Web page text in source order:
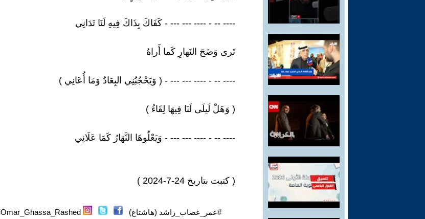
---- -- - ---- --- --- - كَفَاكَ بِذَاكَ فِيهِ لَنَا تَدَانِي
تَرى وَضَحَ النَهارِ كَما أَراهُ
---- -- - ---- --- --- - ( وَيَحْجُبُنِي البِعَادُ وَمَا أُعَانِي )
( وَهَلْ لَيلَى لَنَا فِيهَا لِقَاءُ )
---- -- - ---- --- --- - وَيَعْلُوهَا النَّهَارُ كَمَا عَلَانِي
( كتبت بتاريخ 24-7-2024 )
#عمر_غصاب_راشد (هاشتاغ) Omar_Ghassa_Rashed#